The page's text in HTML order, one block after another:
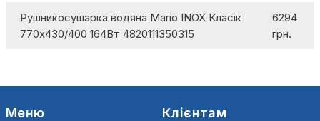
Рушникосушарка водяна Mario INOX Класік
770х430/400 164Вт 4820111350315
6294
грн.
Меню Клієнтам